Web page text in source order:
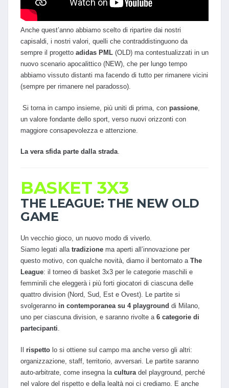
Anche quest’anno abbiamo scelto di ripartire dai nostri
capisaldi, i nostri valori, quelli che contraddistinguono da
sempre il progetto adidas PML (OLD) ma contestualizzati in un
nuovo scenario apocalittico (NEW), che per lungo tempo
abbiamo vissuto distanti ma facendo di tutto per rimanere vicini
(sempre per rimanere nel paradosso).
Si torna in campo insieme, più uniti di prima, con passione
un valore fondante dello sport, verso nuovi orizzonti con
maggiore consapevolezza e attenzione.
La vera sfida parte dalla strada.
BASKET 3X3
THE LEAGUE: THE NEW OLD
GAME
Un vecchio gioco, un nuovo modo di viverlo.
Siamo legati alla tradizione ma aperti all’innovazione per
questo motivo, con qualche novità, diamo il bentornato a The
League: il torneo di basket 3x3 per le categorie maschili e
femminili che eleggerà i più forti giocatori di ciascuna delle
quattro division (Nord, Sud, Est e Ovest). Le partite si
svolgeranno in contemporanea su 4 playground di Milano,
uno per ciascuna division, e saranno rivolte a 6 categorie di
partecipanti.
rispetto lo si ottiene sul campo ma anche verso gli altri:
organizzazione, staff, territorio, avversari. Le partite saranno
auto-arbitrate, come insegna la cultura del playground, perché
nel valore del rispetto e della lealtà noi ci crediamo. E anche